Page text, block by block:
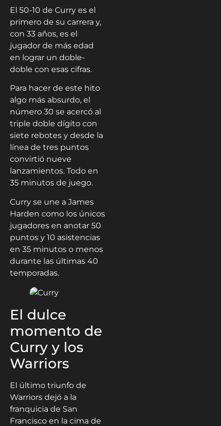
El 50-10 de Curry es el
primero de su carrera y,
con 33 años, es el
jugador de más edad
en lograr un doble-
doble con esas cifras.
Para hacer de este hito
algo más absurdo, el
número 30 se acercó al
triple doble dígito con
siete rebotes y desde la
línea de tres puntos
convirtió nueve
lanzamientos. Todo en
35 minutos de juego.
Curry se une a James
Harden como los únicos
jugadores en anotar 50
puntos y 10 asistencias
en 35 minutos o menos
durante las últimas 40
temporadas.
El dulce
momento de
Curry y los
Warriors
El último triunfo de
Warriors dejó a la
franquicia de San
Francisco en la cima de